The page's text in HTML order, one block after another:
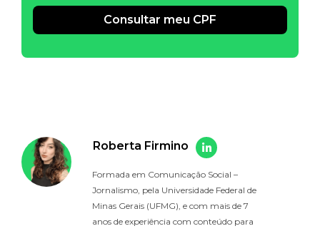
Consultar meu CPF
Roberta Firmino
Formada em Comunicação Social –
Jornalismo, pela Universidade Federal de
Minas Gerais (UFMG), e com mais de 7
anos de experiência com conteúdo para